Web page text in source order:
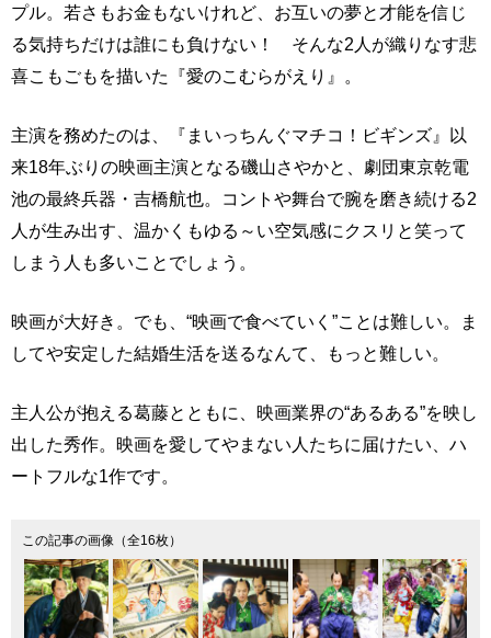
プル。若さもお金もないけれど、お互いの夢と才能を信じ
る気持ちだけは誰にも負けない！ そんな2人が織りなす悲
喜こもごもを描いた『愛のこむらがえり』。
主演を務めたのは、『まいっちんぐマチコ！ビギンズ』以
来18年ぶりの映画主演となる磯山さやかと、劇団東京乾電
池の最終兵器・吉橋航也。コントや舞台で腕を磨き続ける2
人が生み出す、温かくもゆる～い空気感にクスリと笑って
しまう人も多いことでしょう。
映画が大好き。でも、“映画で食べていく”ことは難しい。ま
してや安定した結婚生活を送るなんて、もっと難しい。
主人公が抱える葛藤とともに、映画業界の“あるある”を映し
出した秀作。映画を愛してやまない人たちに届けたい、ハ
ートフルな1作です。
この記事の画像（全16枚）